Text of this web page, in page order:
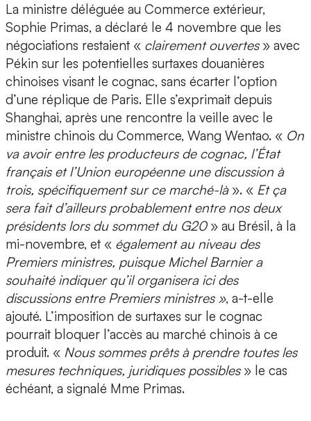
La ministre déléguée au Commerce extérieur,
Sophie Primas, a déclaré le 4 novembre que les
négociations restaient « clairement ouvertes» avec
Pékin sur les potentielles surtaxes douanières
chinoises visant le cognac, sans écarter l’option
d’une réplique de Paris. Elle s’exprimait depuis
Shanghai, après une rencontre la veille avec le
ministre chinois du Commerce, Wang Wentao. « On
va avoir entre les producteurs de cognac, l’État
français et l’Union européenne une discussion à
trois, spécifiquement sur ce marché-là». « Et ça
sera fait d’ailleurs probablement entre nos deux
présidents lors du sommet du G20» au Brésil, à la
mi-novembre, et « également au niveau des
Premiers ministres, puisque Michel Barnier a
souhaité indiquer qu’il organisera ici des
discussions entre Premiers ministres », a-t-elle
ajouté. L’imposition de surtaxes sur le cognac
pourrait bloquer l’accès au marché chinois à ce
produit. « Nous sommes prêts à prendre toutes les
mesures techniques, juridiques possibles» le cas
échéant, a signalé Mme Primas.